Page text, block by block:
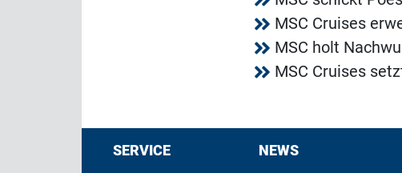
MSC Cruises
MSC holt
MSC Cruises
SERVICE NEWS